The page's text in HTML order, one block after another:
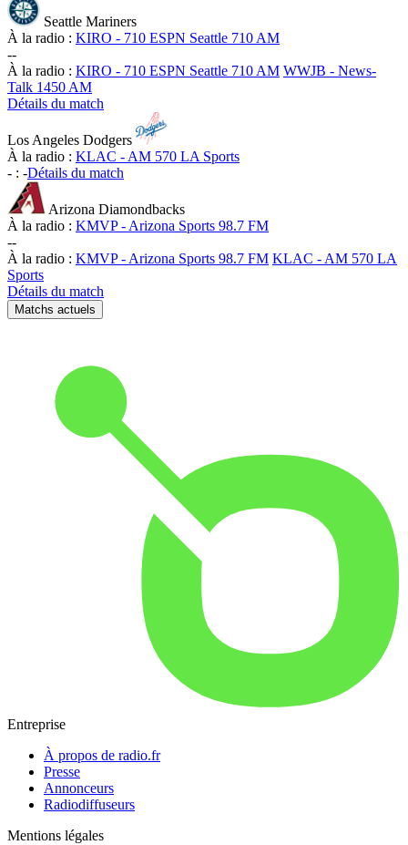
Seattle Mariners
À la radio : KIRO - 710 ESPN Seattle 710 AM
--
À la radio : KIRO - 710 ESPN Seattle 710 AM WWJB - News-
Talk 1450 AM
Détails du match
Los Angeles Dodgers
À la radio : KLAC - AM 570 LA Sports
- : -Détails du match
Arizona Diamondbacks
À la radio : KMVP - Arizona Sports 98.7 FM
--
À la radio : KMVP - Arizona Sports 98.7 FM KLAC - AM 570 LA
Sports
Détails du match
Matchs actuels
Entreprise
À propos de radio.fr
Presse
Annonceurs
Radiodiffuseurs
Mentions légales